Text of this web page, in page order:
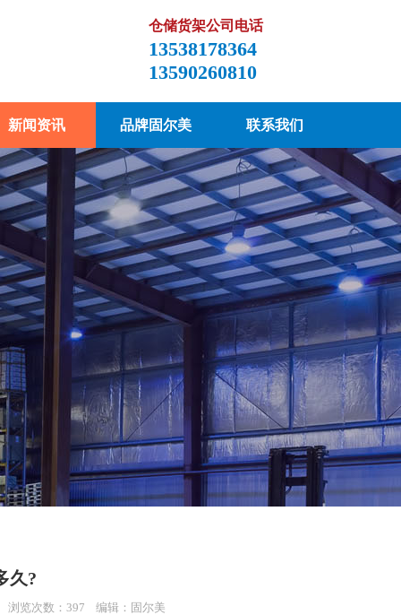
仓储货架公司电话
13538178364
13590260810
新闻资讯 品牌固尔美 联系我们
久?
浏览次数：397 编辑：固尔美